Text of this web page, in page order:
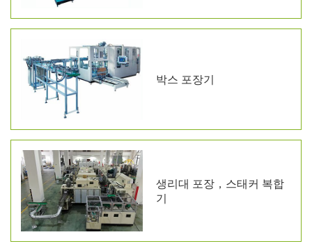
박스 포장기
생리대 포장，스태커 복합
기